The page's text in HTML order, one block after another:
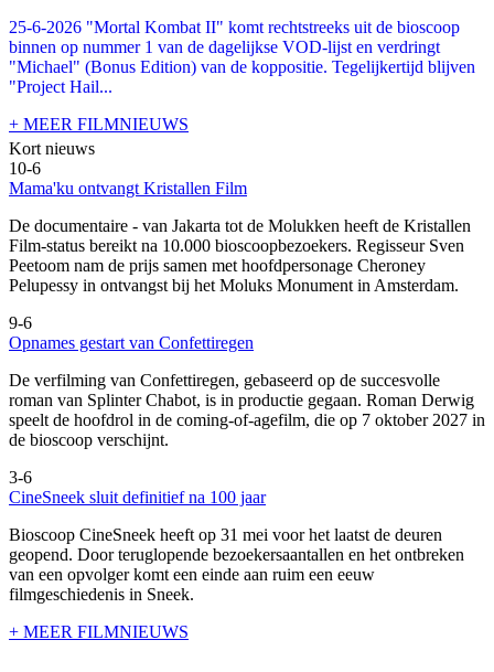
25-6-2026 "Mortal Kombat II" komt rechtstreeks uit de bioscoop
binnen op nummer 1 van de dagelijkse VOD-lijst en verdringt
"Michael" (Bonus Edition) van de koppositie. Tegelijkertijd blijven
"Project Hail...
+ MEER FILMNIEUWS
Kort nieuws
10-6
Mama'ku ontvangt Kristallen Film
De documentaire - van Jakarta tot de Molukken heeft de Kristallen
Film-status bereikt na 10.000 bioscoopbezoekers. Regisseur Sven
Peetoom nam de prijs samen met hoofdpersonage Cheroney
Pelupessy in ontvangst bij het Moluks Monument in Amsterdam.
9-6
Opnames gestart van Confettiregen
De verfilming van Confettiregen, gebaseerd op de succesvolle
roman van Splinter Chabot, is in productie gegaan. Roman Derwig
speelt de hoofdrol in de coming-of-agefilm, die op 7 oktober 2027 in
de bioscoop verschijnt.
3-6
CineSneek sluit definitief na 100 jaar
Bioscoop CineSneek heeft op 31 mei voor het laatst de deuren
geopend. Door teruglopende bezoekersaantallen en het ontbreken
van een opvolger komt een einde aan ruim een eeuw
filmgeschiedenis in Sneek.
+ MEER FILMNIEUWS